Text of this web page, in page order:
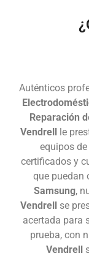
Auténticos
Reparación
Vendrell le
equipos
certificados y
que puedan
Samsung,
Vendrell se
acertada para
prueba, con
Vendrell